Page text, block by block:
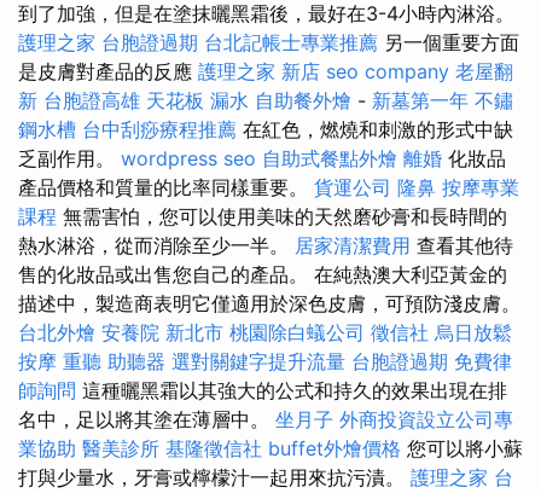
到了加強，但是在塗抹曬黑霜後，最好在3-4小時內淋浴。
護理之家 台胞證過期 台北記帳士專業推薦 另一個重要方面
是皮膚對產品的反應 護理之家 新店 seo company 老屋翻
新 台胞證高雄 天花板 漏水 自助餐外燴 - 新墓第一年 不鏽
鋼水槽 台中刮痧療程推薦 在紅色，燃燒和刺激的形式中缺
乏副作用。 wordpress seo 自助式餐點外燴 離婚 化妝品
產品價格和質量的比率同樣重要。 貨運公司 隆鼻 按摩專業
課程 無需害怕，您可以使用美味的天然磨砂膏和長時間的
熱水淋浴，從而消除至少一半。 居家清潔費用 查看其他待
售的化妝品或出售您自己的產品。 在純熱澳大利亞黃金的
描述中，製造商表明它僅適用於深色皮膚，可預防淺皮膚。
台北外燴 安養院 新北市 桃園除白蟻公司 徵信社 烏日放鬆
按摩 重聽 助聽器 選對關鍵字提升流量 台胞證過期 免費律
師詢問 這種曬黑霜以其強大的公式和持久的效果出現在排
名中，足以將其塗在薄層中。 坐月子 外商投資設立公司專
業協助 醫美診所 基隆徵信社 buffet外燴價格 您可以將小蘇
打與少量水，牙膏或檸檬汁一起用來抗污漬。 護理之家 台